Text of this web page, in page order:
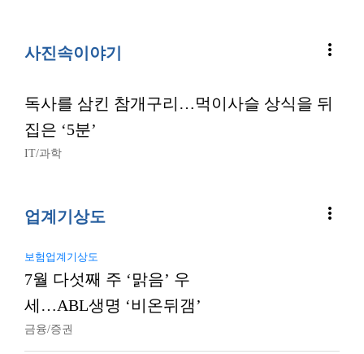
사진속이야기 more_vert
독사를 삼킨 참개구리…먹이사슬 상식을 뒤
집은 ‘5분’
IT/과학
업계기상도 more_vert
보험업계기상도
7월 다섯째 주 ‘맑음’ 우
세…ABL생명 ‘비온뒤갬’
금융/증권